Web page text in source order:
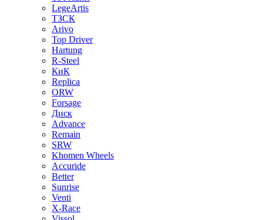
LegeArtis
ТЗСК
Arivo
Top Driver
Hartung
R-Steel
КиК
Replica
ORW
Forsage
Диск
Advance
Remain
SRW
Khomen Wheels
Accuride
Better
Sunrise
Venti
X-Race